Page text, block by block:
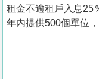
租金不逾租戶入息25
年內提供500個單位